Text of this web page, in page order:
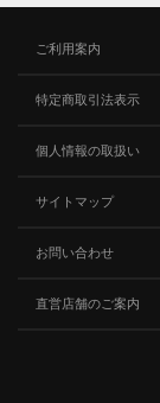
ご利用案内
特定商取引法表示
個人情報の取扱い
サイトマップ
お問い合わせ
直営店舗のご案内